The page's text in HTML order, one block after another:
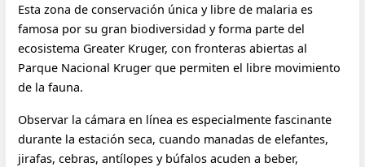
Esta zona de conservación única y libre de malaria es
famosa por su gran biodiversidad y forma parte del
ecosistema Greater Kruger, con fronteras abiertas al
Parque Nacional Kruger que permiten el libre movimiento
de la fauna.
Observar la cámara en línea es especialmente fascinante
durante la estación seca, cuando manadas de elefantes,
jirafas, cebras, antílopes y búfalos acuden a beber,